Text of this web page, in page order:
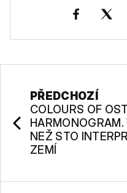
PŘEDCHOZÍ
COLOURS OF
NEŽ STO
ZEMÍ